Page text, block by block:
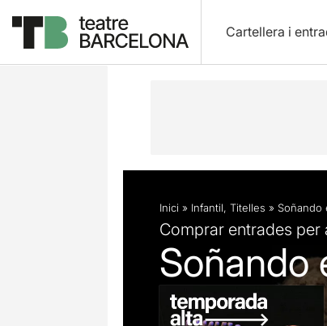
Cartellera i
Descripció Fitxa artística
Inici » Infantil, Titelles » Soñando
Comprar entrades per
Soñando